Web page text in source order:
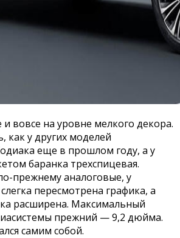
вовсе на уровне мелкого декора.
как у других моделей
еще в прошлом году, а у
баранка трехспицевая.
прежнему аналоговые, у
пересмотрена графика, а
расширена. Максимальный
прежний — 9,2 дюйма.
самим собой.